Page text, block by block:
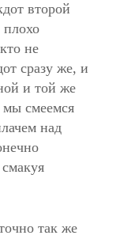
второй
не
сразу же, и
и той же
смеемся
над
так же